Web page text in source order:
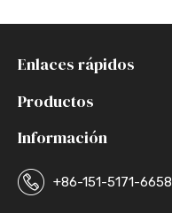
Enlaces rápidos
Productos
Información
+86-151-5171-6658